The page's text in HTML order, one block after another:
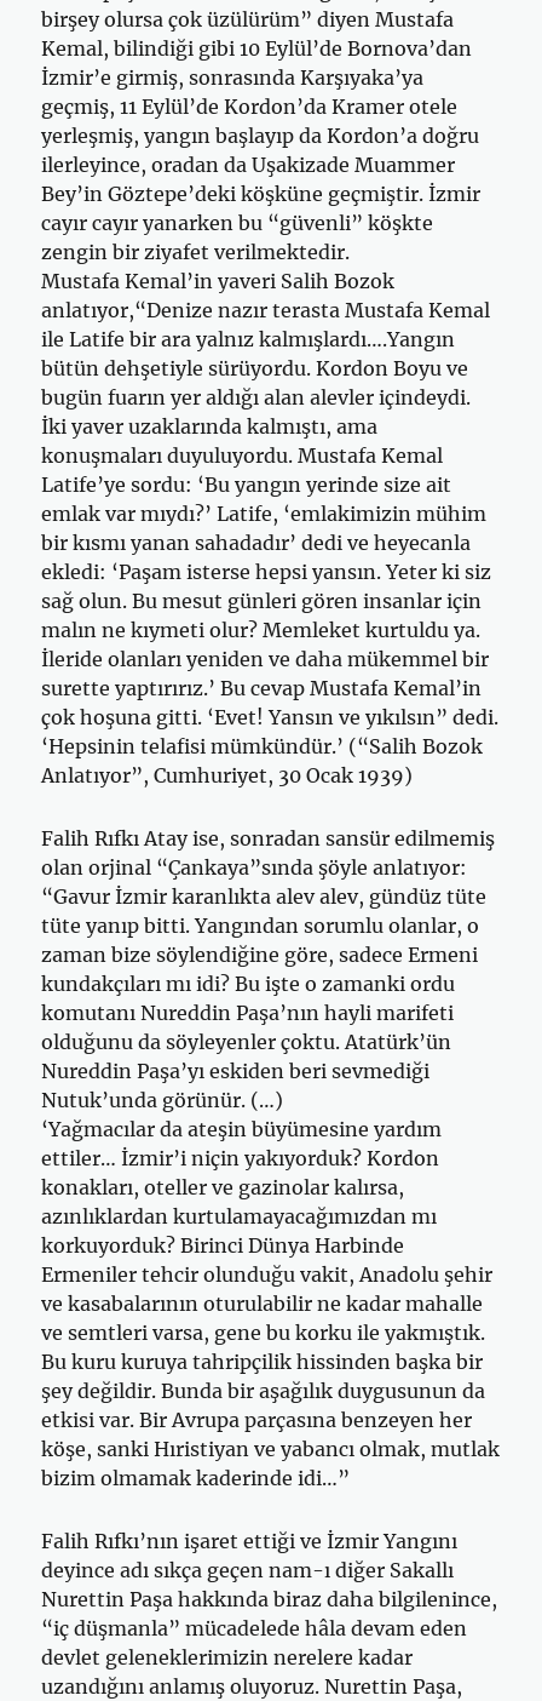
birşey olursa çok üzülürüm” diyen Mustafa
Kemal, bilindiği gibi 10 Eylül’de Bornova’dan
İzmir’e girmiş, sonrasında Karşıyaka’ya
geçmiş, 11 Eylül’de Kordon’da Kramer otele
yerleşmiş, yangın başlayıp da Kordon’a doğru
ilerleyince, oradan da Uşakizade Muammer
Bey’in Göztepe’deki köşküne geçmiştir. İzmir
cayır cayır yanarken bu “güvenli” köşkte
zengin bir ziyafet verilmektedir.
Mustafa Kemal’in yaveri Salih Bozok
anlatıyor,“Denize nazır terasta Mustafa Kemal
ile Latife bir ara yalnız kalmışlardı….Yangın
bütün dehşetiyle sürüyordu. Kordon Boyu ve
bugün fuarın yer aldığı alan alevler içindeydi.
İki yaver uzaklarında kalmıştı, ama
konuşmaları duyuluyordu. Mustafa Kemal
Latife’ye sordu: ‘Bu yangın yerinde size ait
emlak var mıydı?’ Latife, ‘emlakimizin mühim
bir kısmı yanan sahadadır’ dedi ve heyecanla
ekledi: ‘Paşam isterse hepsi yansın. Yeter ki siz
sağ olun. Bu mesut günleri gören insanlar için
malın ne kıymeti olur? Memleket kurtuldu ya.
İleride olanları yeniden ve daha mükemmel bir
surette yaptırırız.’ Bu cevap Mustafa Kemal’in
çok hoşuna gitti. ‘Evet! Yansın ve yıkılsın” dedi.
‘Hepsinin telafisi mümkündür.’ (“Salih Bozok
Anlatıyor”, Cumhuriyet, 30 Ocak 1939)
Falih Rıfkı Atay ise, sonradan sansür edilmemiş
olan orjinal “Çankaya”sında şöyle anlatıyor:
“Gavur İzmir karanlıkta alev alev, gündüz tüte
tüte yanıp bitti. Yangından sorumlu olanlar, o
zaman bize söylendiğine göre, sadece Ermeni
kundakçıları mı idi? Bu işte o zamanki ordu
komutanı Nureddin Paşa’nın hayli marifeti
olduğunu da söyleyenler çoktu. Atatürk’ün
Nureddin Paşa’yı eskiden beri sevmediği
Nutuk’unda görünür. (…)
‘Yağmacılar da ateşin büyümesine yardım
ettiler… İzmir’i niçin yakıyorduk? Kordon
konakları, oteller ve gazinolar kalırsa,
azınlıklardan kurtulamayacağımızdan mı
korkuyorduk? Birinci Dünya Harbinde
Ermeniler tehcir olunduğu vakit, Anadolu şehir
ve kasabalarının oturulabilir ne kadar mahalle
ve semtleri varsa, gene bu korku ile yakmıştık.
Bu kuru kuruya tahripçilik hissinden başka bir
şey değildir. Bunda bir aşağılık duygusunun da
etkisi var. Bir Avrupa parçasına benzeyen her
köşe, sanki Hıristiyan ve yabancı olmak, mutlak
bizim olmamak kaderinde idi…”
Falih Rıfkı’nın işaret ettiği ve İzmir Yangını
deyince adı sıkça geçen nam-ı diğer Sakallı
Nurettin Paşa hakkında biraz daha bilgilenince,
“iç düşmanla” mücadelede hâla devam eden
devlet geleneklerimizin nerelere kadar
uzandığını anlamış oluyoruz. Nurettin Paşa,